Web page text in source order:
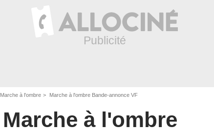
Marche à l'ombre Marche à l'ombre Bande-annonce VF
Marche à l'ombre